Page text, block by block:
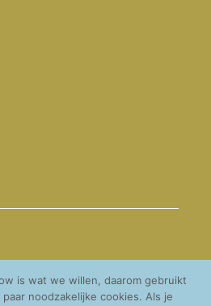
is wat we willen, daarom gebruikt
noodzakelijke cookies. Als je